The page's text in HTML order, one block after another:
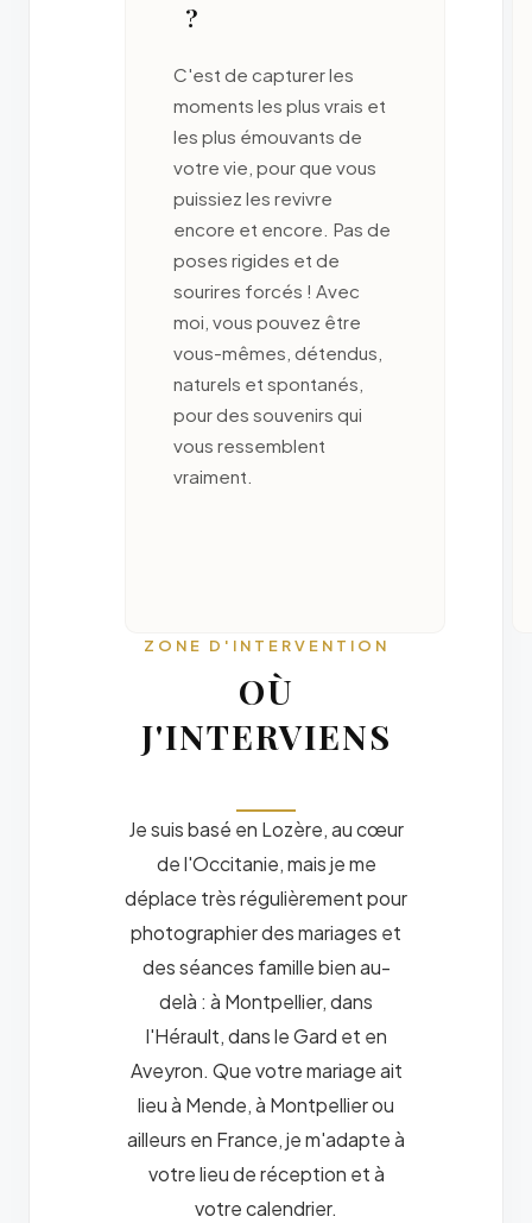
?
C'est de capturer les
moments les plus vrais et
les plus émouvants de
votre vie, pour que vous
puissiez les revivre
encore et encore. Pas de
poses rigides et de
sourires forcés ! Avec
moi, vous pouvez être
vous-mêmes, détendus,
naturels et spontanés,
pour des souvenirs qui
vous ressemblent
vraiment.
ZONE D'INTERVENTION
OÙ
J'INTERVIENS
Je suis basé en Lozère, au cœur
de l'Occitanie, mais je me
déplace très régulièrement pour
photographier des mariages et
des séances famille bien au-
delà : à Montpellier, dans
l'Hérault, dans le Gard et en
Aveyron. Que votre mariage ait
lieu à Mende, à Montpellier ou
ailleurs en France, je m'adapte à
votre lieu de réception et à
votre calendrier.